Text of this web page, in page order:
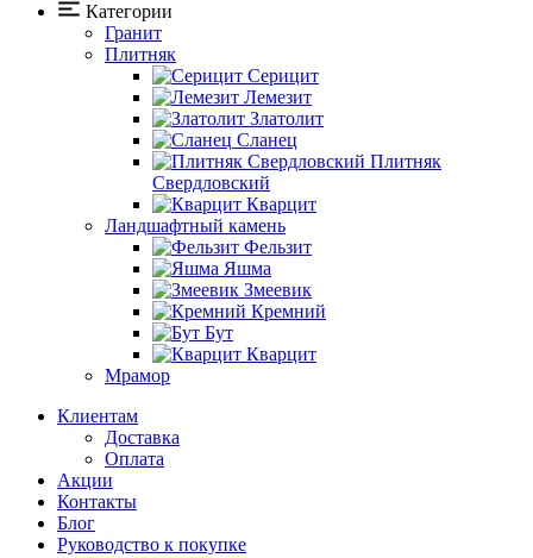
Категории
Гранит
Плитняк
Серицит
Лемезит
Златолит
Сланец
Плитняк
Свердловский
Кварцит
Ландшафтный камень
Фельзит
Яшма
Змеевик
Кремний
Бут
Кварцит
Мрамор
Клиентам
Доставка
Оплата
Акции
Контакты
Блог
Руководство к покупке